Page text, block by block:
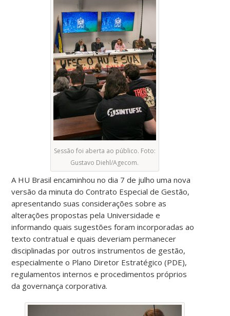
Sessão foi aberta ao público. Foto:
Gustavo Diehl/Agecom.
A HU Brasil encaminhou no dia 7 de julho uma nova
versão da minuta do Contrato Especial de Gestão,
apresentando suas considerações sobre as
alterações propostas pela Universidade e
informando quais sugestões foram incorporadas ao
texto contratual e quais deveriam permanecer
disciplinadas por outros instrumentos de gestão,
especialmente o Plano Diretor Estratégico (PDE),
regulamentos internos e procedimentos próprios
da governança corporativa.